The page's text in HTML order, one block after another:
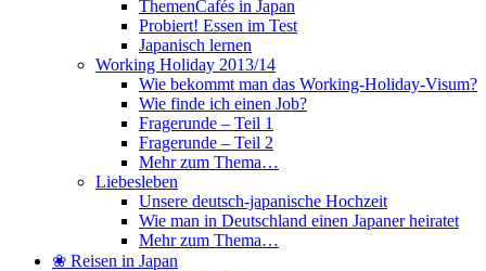
ThemenCafés in Japan
Probiert! Essen im Test
Japanisch lernen
Working Holiday 2013/14
Wie bekommt man das Working-Holiday-Visum?
Wie finde ich einen Job?
Fragerunde – Teil 1
Fragerunde – Teil 2
Mehr zum Thema…
Liebesleben
Unsere deutsch-japanische Hochzeit
Wie man in Deutschland einen Japaner heiratet
Mehr zum Thema…
❀ Reisen in Japan